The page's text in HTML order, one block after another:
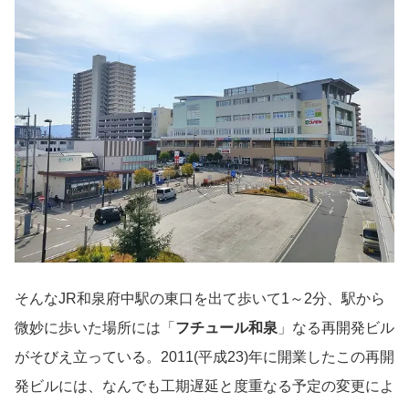
そんなJR和泉府中駅の東口を出て歩いて1～2分、駅から
微妙に歩いた場所には「 フチュール和泉 」なる再開発ビル
がそびえ立っている。2011(平成23)年に開業したこの再開
発ビルには、なんでも工期遅延と度重なる予定の変更によ